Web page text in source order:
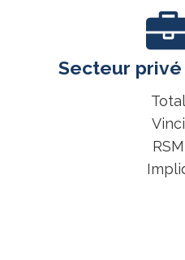
Secteur
Total
Vinci
RSM